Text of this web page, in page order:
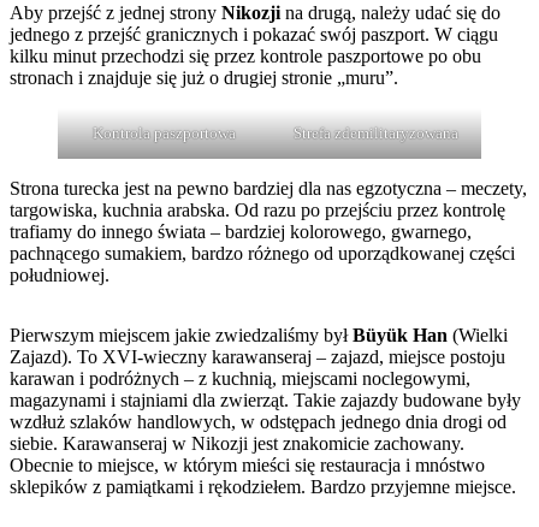
Aby przejść z jednej strony Nikozji na drugą, należy udać się do
jednego z przejść granicznych i pokazać swój paszport. W ciągu
kilku minut przechodzi się przez kontrole paszportowe po obu
stronach i znajduje się już o drugiej stronie „muru”.
Kontrola paszportowa Strefa zdemilitaryzowana
Strona turecka jest na pewno bardziej dla nas egzotyczna – meczety,
targowiska, kuchnia arabska. Od razu po przejściu przez kontrolę
trafiamy do innego świata – bardziej kolorowego, gwarnego,
pachnącego sumakiem, bardzo różnego od uporządkowanej części
południowej.
Pierwszym miejscem jakie zwiedzaliśmy byłBüyük Han (Wielki
Zajazd). To XVI-wieczny karawanseraj – zajazd, miejsce postoju
karawan i podróżnych – z kuchnią, miejscami noclegowymi,
magazynami i stajniami dla zwierząt. Takie zajazdy budowane były
wzdłuż szlaków handlowych, w odstępach jednego dnia drogi od
siebie. Karawanseraj w Nikozji jest znakomicie zachowany.
Obecnie to miejsce, w którym mieści się restauracja i mnóstwo
sklepików z pamiątkami i rękodziełem. Bardzo przyjemne miejsce.